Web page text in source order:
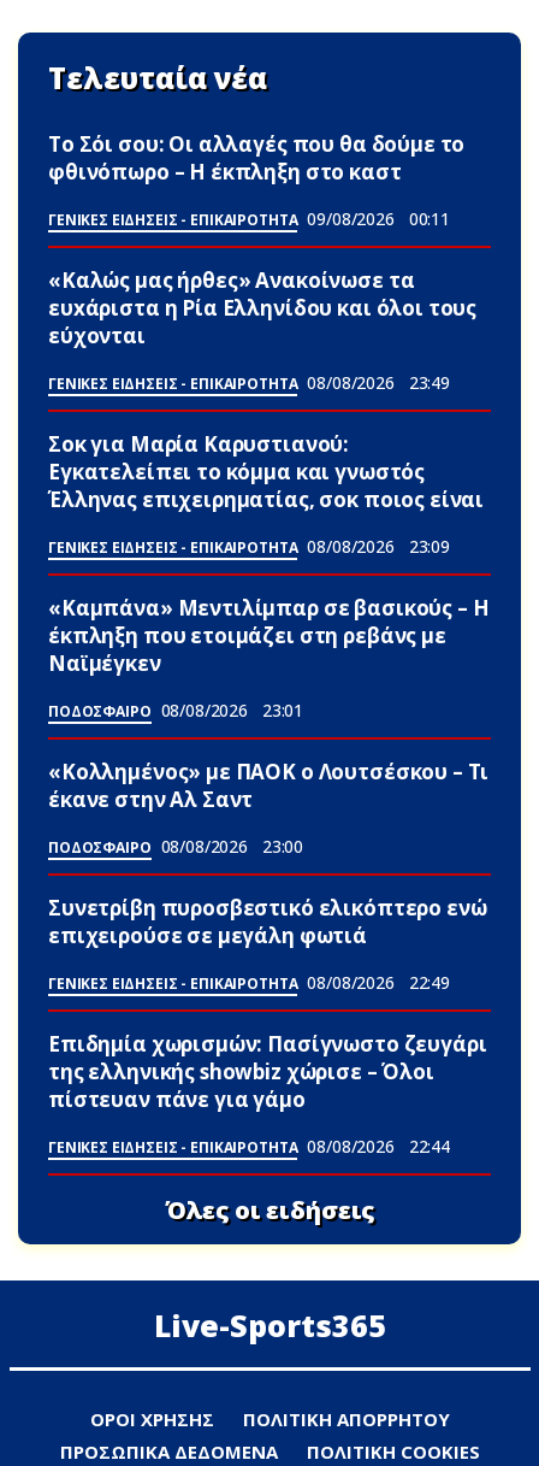
Τελευταία νέα
Το Σόι σου: Οι αλλαγές που θα δούμε το
φθινόπωρο – Η έκπληξη στο καστ
ΓΕΝΙΚΕΣ ΕΙΔΗΣΕΙΣ - ΕΠΙΚΑΙΡΟΤΗΤΑ 09/08/2026 00:11
«Καλώς μας ήρθες» Ανακοίνωσε τα
ευxάριστα η Ρία Ελληνίδου και όλοι τους
εύχονται
ΓΕΝΙΚΕΣ ΕΙΔΗΣΕΙΣ - ΕΠΙΚΑΙΡΟΤΗΤΑ 08/08/2026 23:49
Σoκ για Μαρία Καρυστιανού:
Εγκατελείπει το κόμμα και γνωστός
Έλληνας επιχειρηματίας, σoκ ποιος είναι
ΓΕΝΙΚΕΣ ΕΙΔΗΣΕΙΣ - ΕΠΙΚΑΙΡΟΤΗΤΑ 08/08/2026 23:09
«Καμπάνα» Μεντιλίμπαρ σε βασικούς – Η
έκπληξη που ετοιμάζει στη ρεβάνς με
Ναϊμέγκεν
ΠΟΔΟΣΦΑΙΡΟ 08/08/2026 23:01
«Κολλημένος» με ΠΑΟΚ ο Λουτσέσκου – Τι
έκανε στην Αλ Σαντ
ΠΟΔΟΣΦΑΙΡΟ 08/08/2026 23:00
Συνετρίβη πυροσβεστικό ελικόπτερο ενώ
επιχειρούσε σε μεγάλη φωτιά
ΓΕΝΙΚΕΣ ΕΙΔΗΣΕΙΣ - ΕΠΙΚΑΙΡΟΤΗΤΑ 08/08/2026 22:49
Επιδημία χωρισμών: Πασίγνωστο ζευγάρι
της ελληνικής showbiz χώρισε – Όλοι
πίστευαν πάνε για γάμο
ΓΕΝΙΚΕΣ ΕΙΔΗΣΕΙΣ - ΕΠΙΚΑΙΡΟΤΗΤΑ 08/08/2026 22:44
Όλες οι ειδήσεις
Live-Sports365
ΟΡΟΙ ΧΡΗΣΗΣ
ΠΟΛΙΤΙΚΗ ΑΠΟΡΡΗΤΟΥ
ΠΡΟΣΩΠΙΚΑ ΔΕΔΟΜΕΝΑ
ΠΟΛΙΤΙΚΗ COOKIES